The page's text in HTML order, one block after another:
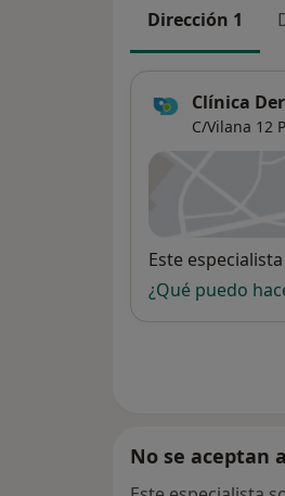
Dirección 1
Clínica
C/Vilana 12
Disponibilidad
Este
¿Qué puedo
No se aceptan